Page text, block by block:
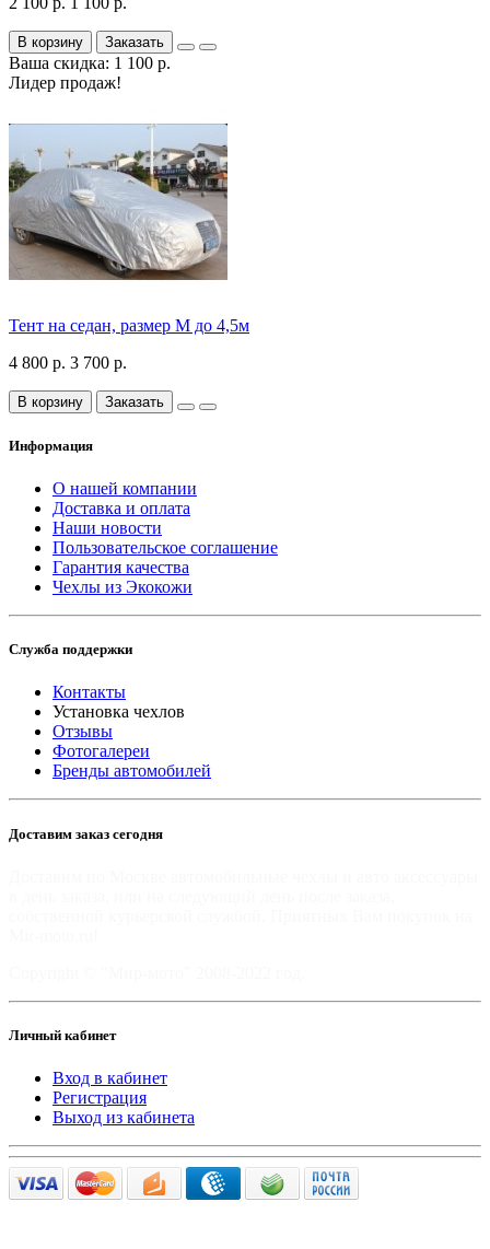
В корзину Заказать
Ваша скидка: 1 100 р.
Лидер продаж!
Тент на седан, размер М до 4,5м
4 800 р. 3 700 р.
В корзину Заказать
Информация
О нашей компании
Доставка и оплата
Наши новости
Пользовательское соглашение
Гарантия качества
Чехлы из Экокожи
Служба поддержки
Контакты
Установка чехлов
Отзывы
Фотогалереи
Бренды автомобилей
Доставим заказ сегодня
Личный кабинет
Вход в кабинет
Регистрация
Выход из кабинета